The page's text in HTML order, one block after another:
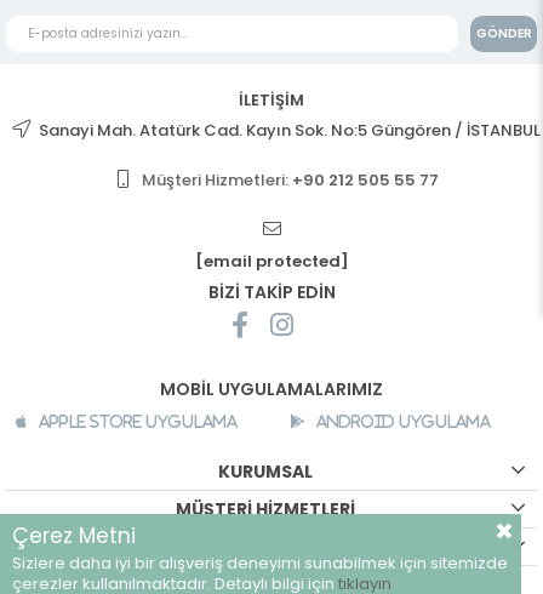
GÖNDER
İLETİŞİM
Sanayi Mah. Atatürk Cad. Kayın Sok. No:5 Güngören / İSTANBUL
Müşteri Hizmetleri: +90 212 505 55 77
[email protected]
BİZİ TAKİP EDİN
MOBİL UYGULAMALARIMIZ
Apple Store Uygulama Android Uygulama
KURUMSAL
MÜŞTERİ HİZMETLERİ
©breeze.com.tr - Tüm hakları saklıdır.
Çerez Metni
Sizlere daha iyi bir alışveriş deneyimi sunabilmek için sitemizde
çerezler kullanılmaktadır. Detaylı bilgi için tıklayın